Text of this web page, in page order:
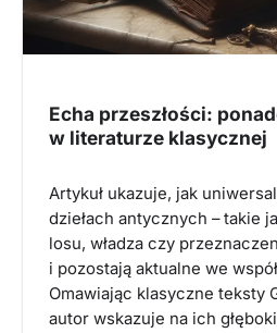
Echa przeszłości:
w literaturze klasycznej
Artykuł ukazuje, jak
dziełach antycznych – takie
losu, władza czy
i pozostają aktualne we
Omawiając klasyczne teksty
autor wskazuje na ich